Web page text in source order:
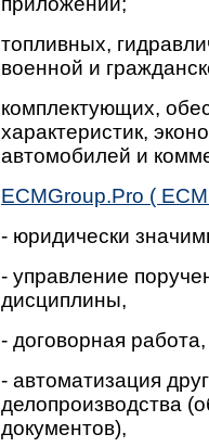
топливных,
военной и
комплектующих,
характеристик,
автомобилей и
ECMGroup.Pro (
- юридически
- управление
дисциплины,
- договорная работа,
- автоматизация
делопроизводства
документов),